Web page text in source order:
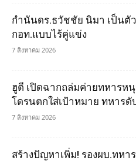
กำนันดร.ธวัชชัย นิมา เป็นตั
กอท.แบบไร้คู่แข่ง
7 สิงหาคม 2026
ฮูตี เปิดฉากถล่มค่ายทหารห
โดรนตกใส่เป้าหมาย ทหารดั
7 สิงหาคม 2026
สร้างปัญหาเพิ่ม! รองผบ.ทห